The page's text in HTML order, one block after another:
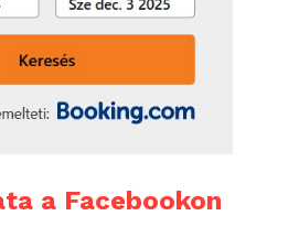
a Facebookon